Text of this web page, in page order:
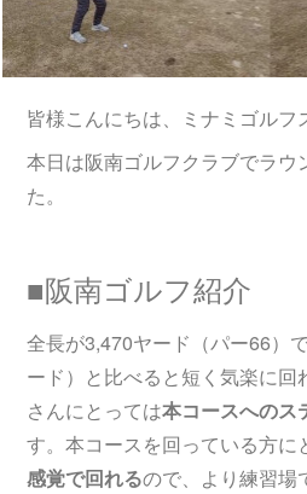
皆様こんにちは、ミナミゴル
本日は阪南ゴルフクラブでラウ
た。
■阪南ゴルフ紹介
全長が3,470ヤード（パー66）
ード）と比べると短く気楽に
さんにとっては本コースへのス
す。本コースを回っている方に
感覚で回れるので、より練習場